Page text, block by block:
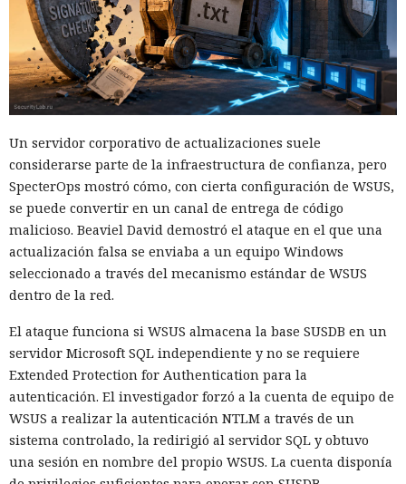
Un servidor corporativo de actualizaciones suele
considerarse parte de la infraestructura de confianza, pero
SpecterOps mostró cómo, con cierta configuración de WSUS,
se puede convertir en un canal de entrega de código
malicioso. Beaviel David demostró el ataque en el que una
actualización falsa se enviaba a un equipo Windows
seleccionado a través del mecanismo estándar de WSUS
dentro de la red.
El ataque funciona si WSUS almacena la base SUSDB en un
servidor Microsoft SQL independiente y no se requiere
Extended Protection for Authentication para la
autenticación. El investigador forzó a la cuenta de equipo de
WSUS a realizar la autenticación NTLM a través de un
sistema controlado, la redirigió al servidor SQL y obtuvo
una sesión en nombre del propio WSUS. La cuenta disponía